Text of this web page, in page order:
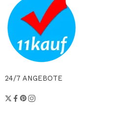
24/7 ANGEBOTE